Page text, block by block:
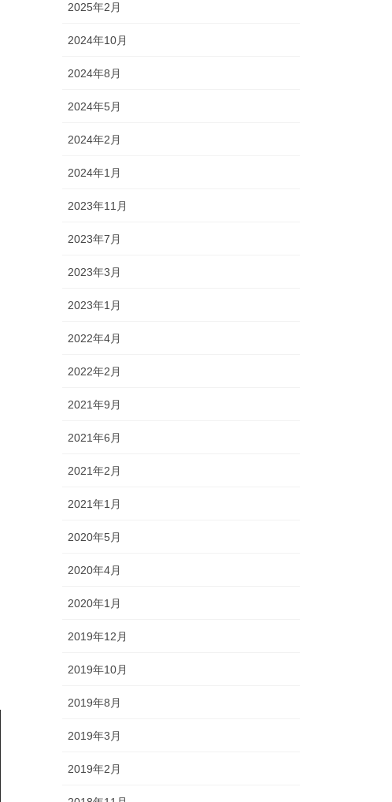
2025年2月
2024年10月
2024年8月
2024年5月
2024年2月
2024年1月
2023年11月
2023年7月
2023年3月
2023年1月
2022年4月
2022年2月
2021年9月
2021年6月
2021年2月
2021年1月
2020年5月
2020年4月
2020年1月
2019年12月
2019年10月
2019年8月
2019年3月
2019年2月